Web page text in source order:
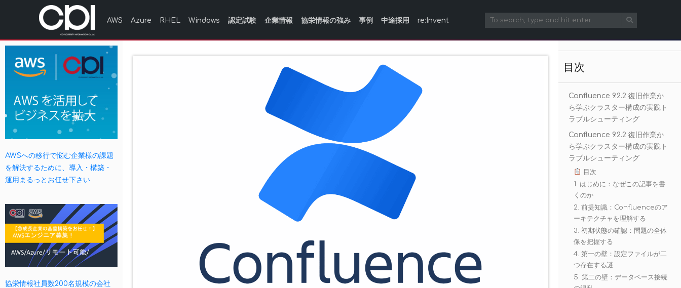
AWS Azure RHEL Windows 認定試験 企業情報 協栄情報の強み 事例 中途採用 re:Invent
AWSへの移行で悩む企業様の課題
を解決するために、導入・構築・
運用まるっとお任せ下さい
協栄情報社員数200名規模の会社
目次
Confluence 9.2.2 復旧作業か
ら学ぶクラスター構成の実践ト
ラブルシューティング
Confluence 9.2.2 復旧作業か
ら学ぶクラスター構成の実践ト
ラブルシューティング
目次
1. はじめに：なぜこの記事を書
くのか
2. 前提知識：Confluenceのア
ーキテクチャを理解する
3. 初期状態の確認：問題の全体
像を把握する
4. 第一の壁：設定ファイルが二
つ存在する謎
5. 第二の壁：データベース接続